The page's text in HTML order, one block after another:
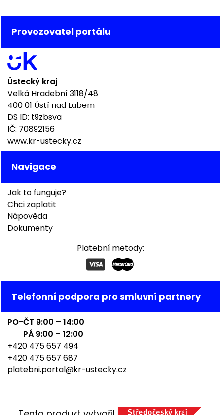
Provozovatel portálu
Ústecký kraj
Velká Hradební 3118/48
400 01 Ústí nad Labem
DS ID: t9zbsva
IČ: 70892156
www.kr-ustecky.cz
Navigace
Jak to funguje?
Chci zaplatit
Nápověda
Dokumenty
Platební metody:
Telefonní podpora pro smluvní partnery
PO-ČT 9:00 – 14:00
PÁ 9:00 – 12:00
+420 475 657 494
+420 475 657 687
platebni.portal@kr-ustecky.cz